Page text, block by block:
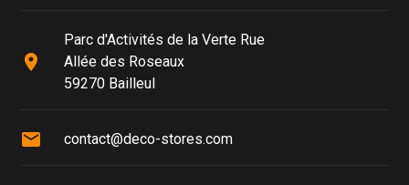
place
Parc d'Activités de la Verte Rue
Allée des Roseaux
59270 Bailleul
mail contact@deco-stores.com